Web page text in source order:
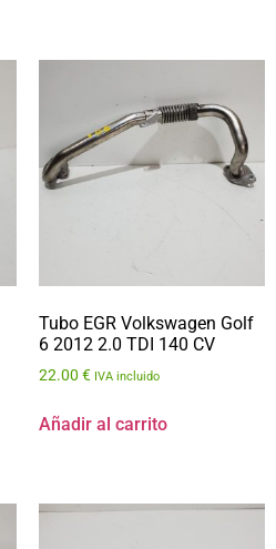
Tubo EGR Volkswagen Golf
6 2012 2.0 TDI 140 CV
22.00 € IVA incluido
Añadir al carrito